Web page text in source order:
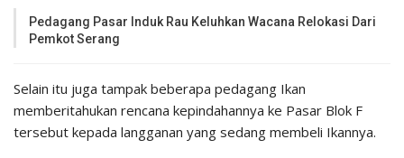
Pedagang Pasar Induk Rau Keluhkan Wacana Relokasi Dari
Pemkot Serang
Selain itu juga tampak beberapa pedagang Ikan
memberitahukan rencana kepindahannya ke Pasar Blok F
tersebut kepada langganan yang sedang membeli Ikannya.